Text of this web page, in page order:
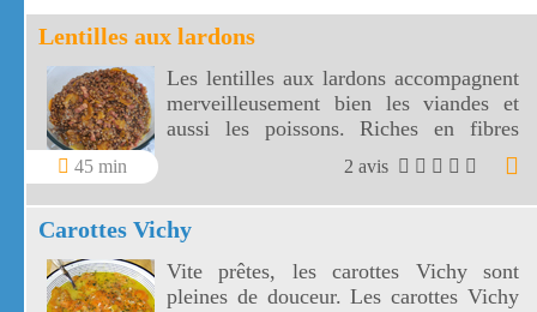
Lentilles aux lardons
45 min
Les lentilles aux lardons accompagnent
merveilleusement bien les viandes et
aussi les poissons. Riches en fibres
alimentaires, les lentilles aux lardons
sont parmi les plus digestes des
légumineuses.
2 avis
Carottes Vichy
Vite prêtes, les carottes Vichy sont
pleines de douceur. Les carottes Vichy